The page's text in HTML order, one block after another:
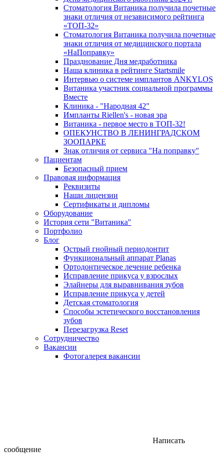
Стоматология Витаника получила почетные
знаки отличия от независимого рейтинга
«ТОП-32»
Стоматология Витаника получила почетные
знаки отличия от медицинского портала
«НаПоправку»
Празднование Дня медработника
Наша клиника в рейтинге Startsmile
Интервью о системе имплантов ANKYLOS
Витаника участник социальной программы
Вместе
Клиника - "Народная 42"
Импланты Riellen's - новая эра
Витаника - первое место в ТОП-32!
ОПЕКУНСТВО В ЛЕНИНГРАДСКОМ
ЗООПАРКЕ
Знак отличия от сервиса "На поправку"
Пациентам
Безопасный прием
Правовая информация
Реквизиты
Наши лицензии
Сертификаты и дипломы
Оборудование
История сети "Витаника"
Портфолио
Блог
Острый гнойный периодонтит
Функциональный аппарат Planas
Ортодонтическое лечение ребенка
Исправление прикуса у взрослых
Элайнеры для выравнивания зубов
Исправление прикуса у детей
Детская стоматология
Способы эстетического восстановления
зубов
Перезагрузка Reset
Сотрудничество
Вакансии
Фотогалерея вакансии
Написать
сообщение